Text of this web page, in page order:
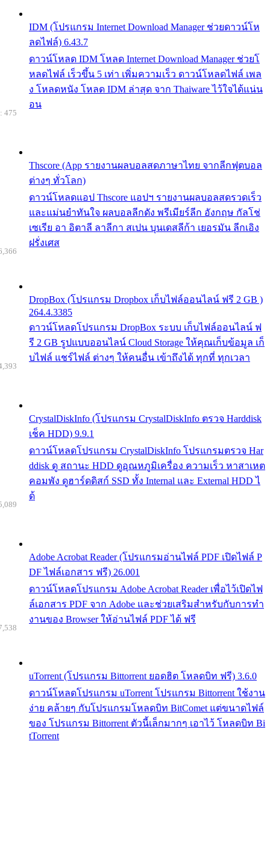
IDM (โปรแกรม Internet Download Manager ช่วยดาวน์โห
ลดไฟล์) 6.43.7
ดาวน์โหลด IDM โหลด Internet Download Manager ช่วยโ
หลดไฟล์ เร็วขึ้น 5 เท่า เพิ่มความเร็ว ดาวน์โหลดไฟล์ เพล
ง โหลดหนัง โหลด IDM ล่าสุด จาก Thaiware ไว้ใจได้แน่น
อน
Thscore (App รายงานผลบอลสดภาษาไทย จากลีกฟุตบอล
ต่างๆ ทั่วโลก)
ดาวน์โหลดแอป Thscore แอปฯ รายงานผลบอลสดรวดเร็ว
และแม่นยำทันใจ ผลบอลลีกดัง พรีเมียร์ลีก อังกฤษ กัลโช่
เซเรีย อา อิตาลี ลาลีกา สเปน บุนเดสลีก้า เยอรมัน ลีกเอิง
ฝรั่งเศส
475
DropBox (โปรแกรม Dropbox เก็บไฟล์ออนไลน์ ฟรี 2 GB )
264.4.3385
ดาวน์โหลดโปรแกรม DropBox ระบบ เก็บไฟล์ออนไลน์ ฟ
รี 2 GB รูปแบบออนไลน์ Cloud Storage ให้คุณเก็บข้อมูล เก็
บไฟล์ แชร์ไฟล์ ต่างๆ ให้คนอื่น เข้าถึงได้ ทุกที่ ทุกเวลา
CrystalDiskInfo (โปรแกรม CrystalDiskInfo ตรวจ Harddisk
เช็ค HDD) 9.9.1
ดาวน์โหลดโปรแกรม CrystalDiskInfo โปรแกรมตรวจ Har
ddisk ดู สถานะ HDD ดูอุณหภูมิเครื่อง ความเร็ว หาสาเหต
คอมพัง ดูฮาร์ดดิสก์ SSD ทั้ง Internal และ External HDD ไ
ด้
Adobe Acrobat Reader (โปรแกรมอ่านไฟล์ PDF เปิดไฟล์ P
DF ไฟล์เอกสาร ฟรี) 26.001
ดาวน์โหลดโปรแกรม Adobe Acrobat Reader เพื่อไว้เปิดไฟ
ล์เอกสาร PDF จาก Adobe และช่วยเสริมสำหรับกับการทำ
งานของ Browser ให้อ่านไฟล์ PDF ได้ ฟรี
uTorrent (โปรแกรม Bittorrent ยอดฮิต โหลดบิท ฟรี) 3.6.0
ดาวน์โหลดโปรแกรม uTorrent โปรแกรม Bittorrent ใช้งาน
ง่าย คล้ายๆ กับโปรแกรมโหลดบิท BitComet แต่ขนาดไฟล์
ของ โปรแกรม Bittorrent ตัวนี้เล็กมากๆ เอาไว้ โหลดบิท Bi
tTorrent